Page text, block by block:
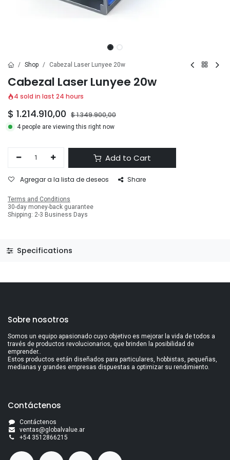
Shop Cabezal Laser Lunyee 20w
Cabezal Laser Lunyee 20w
4 sold in last 24 hours
$ 1.214.910,00 $1.349.900,00
4 people are viewing this right now
Add to Cart
Agregar a la lista de deseos Share
Terms and Conditions
30-day money-back guarantee
Shipping: 2-3 Business Days
Specifications
Sobre nosotros
Somos un equipo apasionado cuyo objetivo es mejorar la vida de todos a
través de productos revolucionarios, que brinden la posibilidad de
emprender..
Estos productos están diseñados para particulares, hobbistas, pequeñas,
medianas y grandes empresas dispuestas a optimizar su rendimiento.
Contáctenos
Contáctenos
ventas@globalvalue.ar
+54 3512866215